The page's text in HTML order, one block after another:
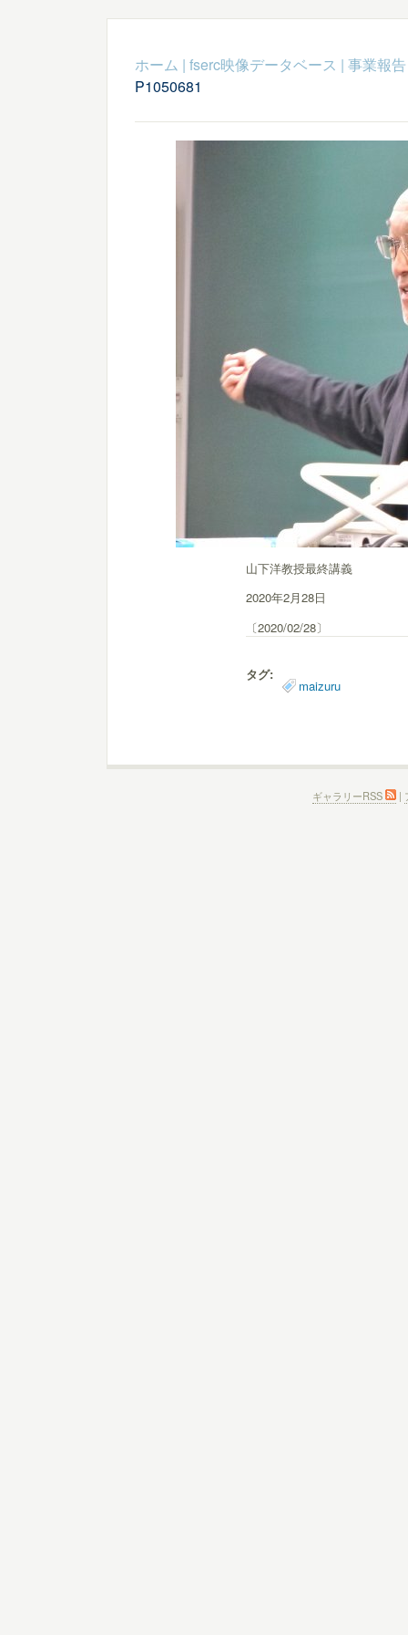
ホーム | fserc映像データベース | 事業報告
P1050681
山下洋教授最終講義
2020年2月28日
〔2020/02/28〕
タグ:
maizuru
ギャラリーRSS |